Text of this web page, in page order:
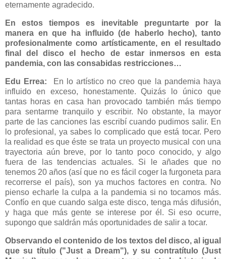
eternamente agradecido.
En estos tiempos es inevitable preguntarte por la
manera en que ha influido (de haberlo hecho), tanto
profesionalmente como artísticamente, en el resultado
final del disco el hecho de estar inmersos en esta
pandemia, con las consabidas restricciones…
Edu Errea: En lo artístico no creo que la pandemia haya
influido en exceso, honestamente. Quizás lo único que
tantas horas en casa han provocado también más tiempo
para sentarme tranquilo y escribir. No obstante, la mayor
parte de las canciones las escribí cuando pudimos salir. En
lo profesional, ya sabes lo complicado que está tocar. Pero
la realidad es que éste se trata un proyecto musical con una
trayectoria aún breve, por lo tanto poco conocido, y algo
fuera de las tendencias actuales. Si le añades que no
tenemos 20 años (así que no es fácil coger la furgoneta para
recorrerse el país), son ya muchos factores en contra. No
pienso echarle la culpa a la pandemia si no tocamos más.
Confío en que cuando salga este disco, tenga más difusión,
y haga que más gente se interese por él. Si eso ocurre,
supongo que saldrán más oportunidades de salir a tocar.
Observando el contenido de los textos del disco, al igual
que su título ("Just a Dream"), y su contratítulo (Just